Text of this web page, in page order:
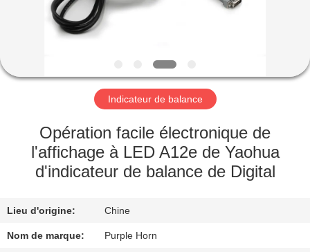
SUJET
DE
NOUS
VISITE
D'USINE
DE
QUALITÉ
Indicateur de balance
Opération facile électronique de
l'affichage à LED A12e de Yaohua
d'indicateur de balance de Digital
Lieu d'origine: Chine
Nom de marque: Purple Horn